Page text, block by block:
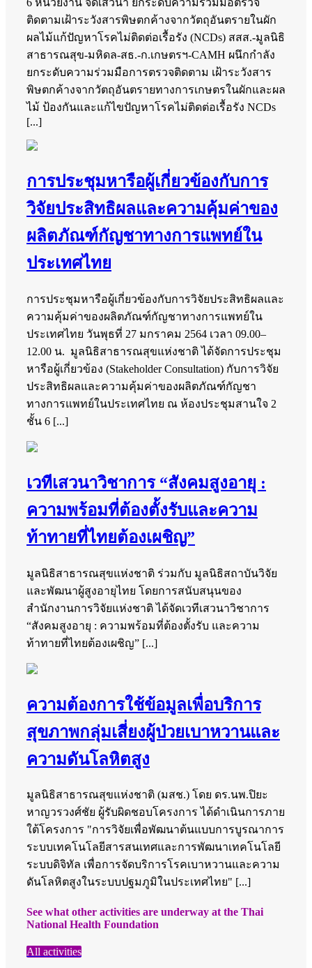
6 หน่วยงาน จัดเสวนา ยกระดับความร่วมมือตรวจ
ติดตามเฝ้าระวังสารพิษตกค้างจากวัตถุอันตรายในผัก
ผลไม้แก้ปัญหาโรคไม่ติดต่อเรื้อรัง (NCDs) สสส.-มูลนิธิ
สาธารณสุข-มหิดล-สธ.-ก.เกษตรฯ-CAMH ผนึกกำลัง
ยกระดับความร่วมมือการตรวจติดตาม เฝ้าระวังสาร
พิษตกค้างจากวัตถุอันตรายทางการเกษตรในผักและผล
ไม้ ป้องกันและแก้ไขปัญหาโรคไม่ติดต่อเรื้อรัง NCDs
[...]
การประชุมหารือผู้เกี่ยวข้องกับการ
วิจัยประสิทธิผลและความคุ้มค่าของ
ผลิตภัณฑ์กัญชาทางการแพทย์ใน
ประเทศไทย
การประชุมหารือผู้เกี่ยวข้องกับการวิจัยประสิทธิผลและ
ความคุ้มค่าของผลิตภัณฑ์กัญชาทางการแพทย์ใน
ประเทศไทย วันพุธที่ 27 มกราคม 2564 เวลา 09.00–
12.00 น. มูลนิธิสาธารณสุขแห่งชาติ ได้จัดการประชุม
หารือผู้เกี่ยวข้อง (Stakeholder Consultation) กับการวิจัย
ประสิทธิผลและความคุ้มค่าของผลิตภัณฑ์กัญชา
ทางการแพทย์ในประเทศไทย ณ ห้องประชุมสานใจ 2
ชั้น 6 [...]
เวทีเสวนาวิชาการ “สังคมสูงอายุ :
ความพร้อมที่ต้องตั้งรับและความ
ท้าทายที่ไทยต้องเผชิญ”
มูลนิธิสาธารณสุขแห่งชาติ ร่วมกับ มูลนิธิสถาบันวิจัย
และพัฒนาผู้สูงอายุไทย โดยการสนับสนุนของ
สำนักงานการวิจัยแห่งชาติ ได้จัดเวทีเสวนาวิชาการ
“สังคมสูงอายุ : ความพร้อมที่ต้องตั้งรับ และความ
ท้าทายที่ไทยต้องเผชิญ” [...]
ความต้องการใช้ข้อมูลเพื่อบริการ
สุขภาพกลุ่มเสี่ยงผู้ป่วยเบาหวานและ
ความดันโลหิตสูง
มูลนิธิสาธารณสุขแห่งชาติ (มสช.) โดย ดร.นพ.ปิยะ
หาญวรวงศ์ชัย ผู้รับผิดชอบโครงการ ได้ดำเนินการภาย
ใต้โครงการ "การวิจัยเพื่อพัฒนาต้นแบบการบูรณาการ
ระบบเทคโนโลยีสารสนเทศและการพัฒนาเทคโนโลยี
ระบบดิจิทัล เพื่อการจัดบริการโรคเบาหวานและความ
ดันโลหิตสูงในระบบปฐมภูมิในประเทศไทย" [...]
See what other activities are underway at the Thai
National Health Foundation
All activities